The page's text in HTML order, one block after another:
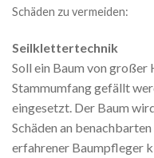
Schäden zu vermeiden:
Seilklettertechnik
Soll ein Baum von
Stammumfang gefällt
eingesetzt. Der Baum
Schäden an
erfahrener Baumpfleger